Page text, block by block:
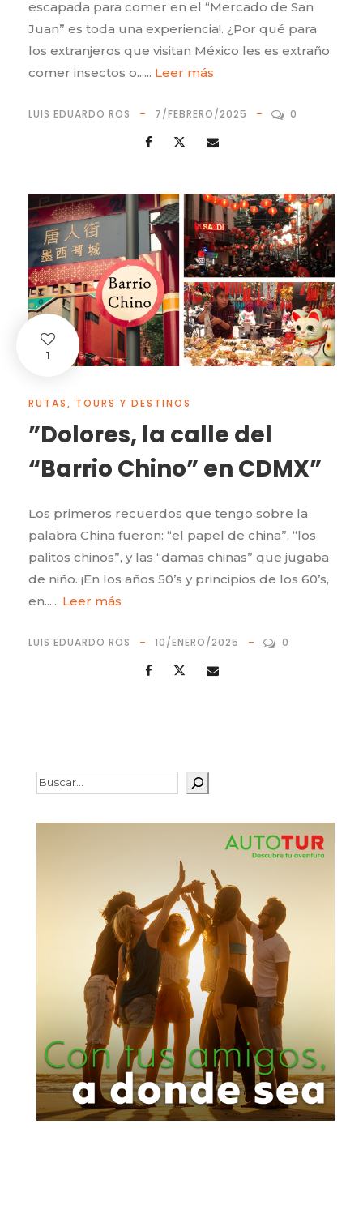
escapada para comer en el “Mercado de San
Juan” es toda una experiencia!. ¿Por qué para
los extranjeros que visitan México les es extraño
comer insectos o...... Leer más
LUIS EDUARDO ROS 7/FEBRERO/2025 0
1
RUTAS, TOURS Y DESTINOS
”Dolores, la calle del
“Barrio Chino” en CDMX”
Los primeros recuerdos que tengo sobre la
palabra China fueron: “el papel de china”, “los
palitos chinos”, y las “damas chinas” que jugaba
de niño. ¡En los años 50’s y principios de los 60’s,
en...... Leer más
LUIS EDUARDO ROS 10/ENERO/2025 0
Buscar